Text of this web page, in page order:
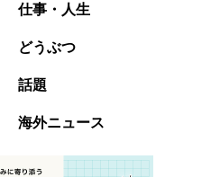
仕事・人生
どうぶつ
話題
海外ニュース